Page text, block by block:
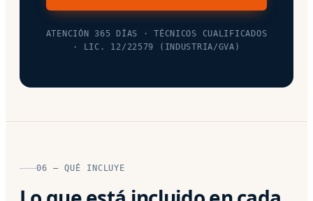
ATENCIÓN 365 DÍAS · TÉCNICOS CUALIFICADOS
· LIC. 12/22579 (INDUSTRIA/GVA)
06 — QUÉ INCLUYE